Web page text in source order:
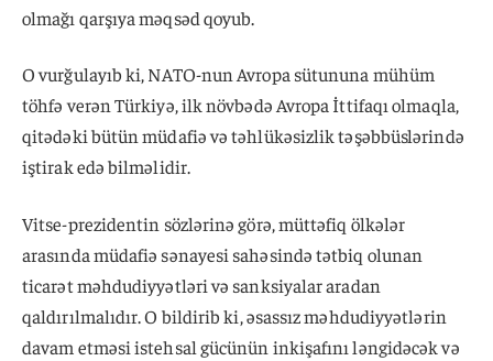
olmağı qarşıya məqsəd qoyub.
O vurğulayıb ki, NATO-nun Avropa sütununa mühüm
töhfə verən Türkiyə, ilk növbədə Avropa İttifaqı olmaqla,
qitədəki bütün müdafiə və təhlükəsizlik təşəbbüslərində
iştirak edə bilməlidir.
Vitse-prezidentin sözlərinə görə, müttəfiq ölkələr
arasında müdafiə sənayesi sahəsində tətbiq olunan
ticarət məhdudiyyətləri və sanksiyalar aradan
qaldırılmalıdır. O bildirib ki, əsassız məhdudiyyətlərin
davam etməsi istehsal gücünün inkişafını ləngidəcək və